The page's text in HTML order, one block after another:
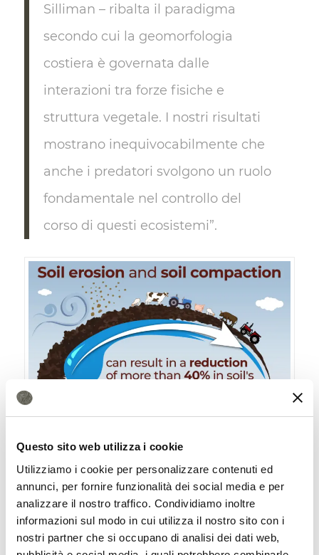
Questo sito web utilizza i cookie
Utilizziamo i cookie per personalizzare contenuti ed
annunci, per fornire funzionalità dei social media e per
analizzare il nostro traffico. Condividiamo inoltre
informazioni sul modo in cui utilizza il nostro sito con i
nostri partner che si occupano di analisi dei dati web,
Silliman – ribalta il paradigma
secondo cui la geomorfologia
costiera è governata dalle
interazioni tra forze fisiche e
struttura vegetale. I nostri risultati
mostrano inequivocabilmente che
anche i predatori svolgono un ruolo
fondamentale nel controllo del
corso di questi ecosistemi”.
Il legame tra erosione, compattazione del suolo e l’aumento degli eventi